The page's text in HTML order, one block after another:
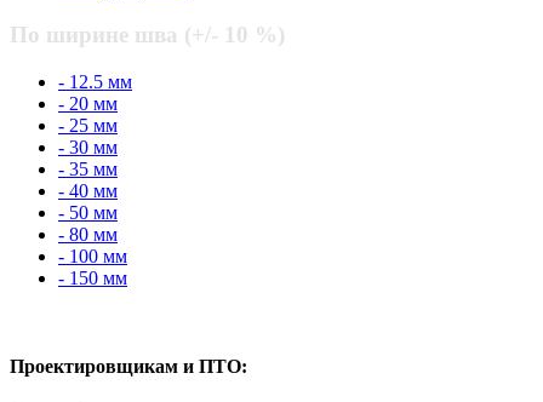
По ширине шва (+/- 10 %)
- 12.5 мм
- 20 мм
- 25 мм
- 30 мм
- 35 мм
- 40 мм
- 50 мм
- 80 мм
- 100 мм
- 150 мм
Проектировщикам и ПТО: